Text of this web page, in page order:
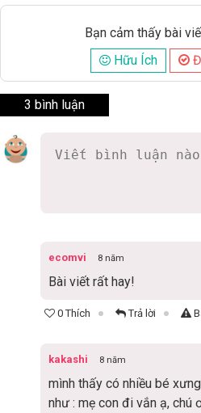
Bạn cảm thấy bài
Hữu Ích
3 bình luận
ecomvi 8 năm
Bài viết rất hay!
0 Thích Trả lời
kakashi 8 năm
mình thấy có nhiều bé
như : mẹ con đi vắn ạ, chú